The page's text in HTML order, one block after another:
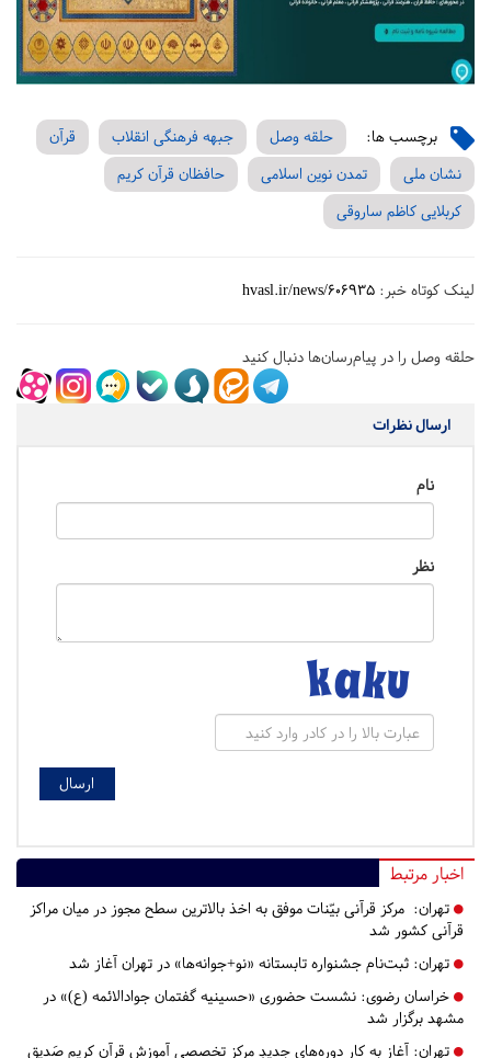
برچسب ها: حلقه وصل جبهه فرهنگی انقلاب
قرآن
نشان ملی
تمدن نوین اسلامی
حافظان قرآن کریم
کربلایی کاظم ساروقی
لینک کوتاه خبر: hvasl.ir/news/606935
حلقه وصل را در پیام‌رسان‌ها دنبال کنید
ارسال نظرات
نام
نظر
اخبار مرتبط
تهران: مرکز قرآنی بیّنات موفق به اخذ بالاترین سطح مجوز در میان مراکز
قرآنی کشور شد
تهران: ثبت‌نام جشنواره تابستانه «نو+جوانه‌ها» در تهران آغاز شد
خراسان رضوی: نشست حضوری «حسینیه گفتمان جوادالائمه (ع)» در
مشهد برگزار شد
تهران: آغاز به کار دوره‌های جدیدِ مرکز تخصصی آموزش قرآن کریم صَدیق